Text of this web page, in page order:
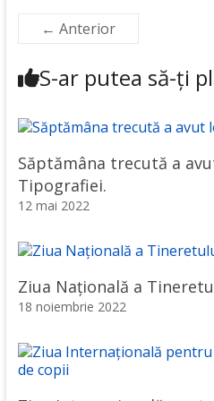
← Anterior
S-ar putea să-ți
Săptămâna trecută a
Tipografiei.
12 mai 2022
Ziua Națională a
18 noiembrie 2022